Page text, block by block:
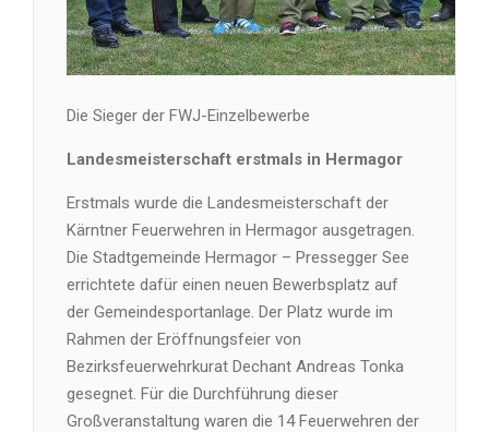
Die Sieger der FWJ-Einzelbewerbe
Landesmeisterschaft erstmals in Hermagor
Erstmals wurde die Landesmeisterschaft der
Kärntner Feuerwehren in Hermagor ausgetragen.
Die Stadtgemeinde Hermagor – Pressegger See
errichtete dafür einen neuen Bewerbsplatz auf
der Gemeindesportanlage. Der Platz wurde im
Rahmen der Eröffnungsfeier von
Bezirksfeuerwehrkurat Dechant Andreas Tonka
gesegnet. Für die Durchführung dieser
Großveranstaltung waren die 14 Feuerwehren der